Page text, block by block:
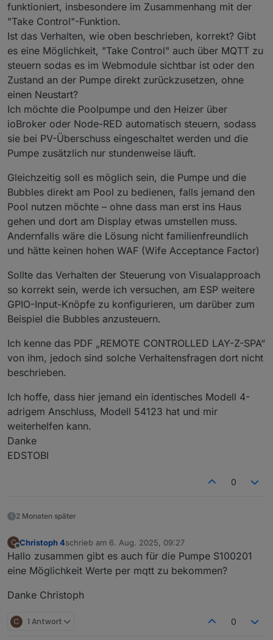
funktioniert, insbesondere im Zusammenhang mit der
"Take Control"-Funktion.
Ist das Verhalten, wie oben beschrieben, korrekt? Gibt
es eine Möglichkeit, "Take Control" auch über MQTT zu
steuern sodas es im Webmodule sichtbar ist oder den
Zustand an der Pumpe direkt zurückzusetzen, ohne
einen Neustart?
Ich möchte die Poolpumpe und den Heizer über
ioBroker oder Node-RED automatisch steuern, sodass
sie bei PV-Überschuss eingeschaltet werden und die
Pumpe zusätzlich nur stundenweise läuft.
Gleichzeitig soll es möglich sein, die Pumpe und die
Bubbles direkt am Pool zu bedienen, falls jemand den
Pool nutzen möchte – ohne dass man erst ins Haus
gehen und dort am Display etwas umstellen muss.
Andernfalls wäre die Lösung nicht familienfreundlich
und hätte keinen hohen WAF (Wife Acceptance Factor)
Sollte das Verhalten der Steuerung von Visualapproach
so korrekt sein, werde ich versuchen, am ESP weitere
GPIO-Input-Knöpfe zu konfigurieren, um darüber zum
Beispiel die Bubbles anzusteuern.
Ich kenne das PDF „REMOTE CONTROLLED LAY-Z-SPA“
von ihm, jedoch sind solche Verhaltensfragen dort nicht
beschrieben.
Ich hoffe, dass hier jemand ein identisches Modell 4-
adrigem Anschluss, Modell 54123 hat und mir
weiterhelfen kann.
Danke
EDSTOBI
0
2 Monaten später
C
Offline
Christoph 4schrieb am 6. Aug. 2025, 09:27
zuletzt editiert von
Hallo zusammen gibt es auch für die Pumpe S100201
eine Möglichkeit Werte per mqtt zu bekommen?
Danke Christoph
C 1 Antwort 0